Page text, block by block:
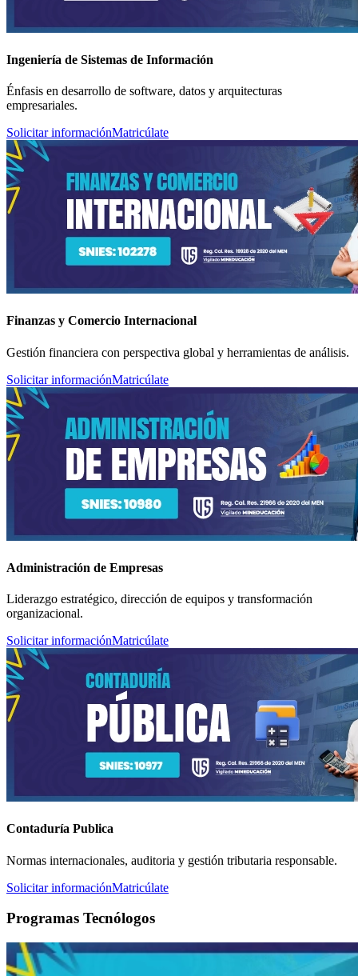
Ingeniería de Sistemas de Información
Énfasis en desarrollo de software, datos y arquitecturas
empresariales.
Solicitar informaciónMatricúlate
Finanzas y Comercio Internacional
Gestión financiera con perspectiva global y herramientas de análisis.
Solicitar informaciónMatricúlate
Administración de Empresas
Liderazgo estratégico, dirección de equipos y transformación
organizacional.
Solicitar informaciónMatricúlate
Contaduría Publica
Normas internacionales, auditoria y gestión tributaria responsable.
Solicitar informaciónMatricúlate
Programas Tecnólogos